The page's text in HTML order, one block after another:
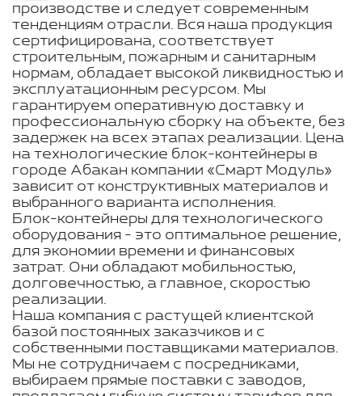
производстве и следует современным
тенденциям отрасли. Вся наша продукция
сертифицирована, соответствует
строительным, пожарным и санитарным
нормам, обладает высокой ликвидностью и
эксплуатационным ресурсом. Мы
гарантируем оперативную доставку и
профессиональную сборку на объекте, без
задержек на всех этапах реализации. Цена
на технологические блок-контейнеры в
городе Абакан компании «Смарт Модуль»
зависит от конструктивных материалов и
выбранного варианта исполнения.
Блок-контейнеры для технологического
оборудования - это оптимальное решение,
для экономии времени и финансовых
затрат. Они обладают мобильностью,
долговечностью, а главное, скоростью
реализации.
Наша компания с растущей клиентской
базой постоянных заказчиков и с
собственными поставщиками материалов.
Мы не сотрудничаем с посредниками,
выбираем прямые поставки с заводов,